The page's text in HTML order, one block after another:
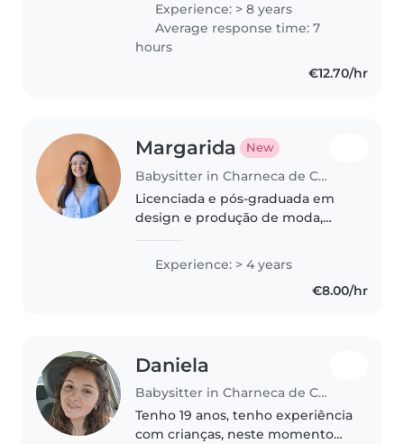
infantil, desfralde e gestão das
emoções. Sou uma pessoa
responsável,..
Experience: > 8 years
Average response time: 7
hours
€12.70/hr
Margarida New
Babysitter in Charneca de Caparica
Licenciada e pós-graduada em
design e produção de moda,
professora assistente na
universidade onde estudei.
Experience: > 4 years
€8.00/hr
Daniela
Babysitter in Charneca de Caparica
Tenho 19 anos, tenho experiência
com crianças, neste momento